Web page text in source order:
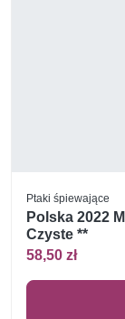
Ptaki śpiewające
Polska 2022
Czyste **
58,50 zł